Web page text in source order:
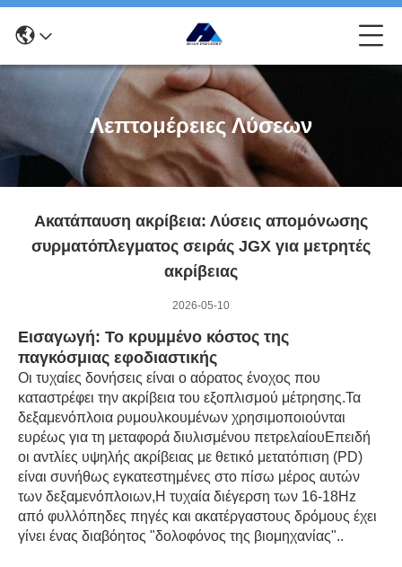
Λεπτομέρειες Λύσεων
Ακατάπαυση ακρίβεια: Λύσεις απομόνωσης
συρματόπλεγματος σειράς JGX για μετρητές
ακρίβειας
2026-05-10
Εισαγωγή: Το κρυμμένο κόστος της
παγκόσμιας εφοδιαστικής
Οι τυχαίες δονήσεις είναι ο αόρατος ένοχος που
καταστρέφει την ακρίβεια του εξοπλισμού μέτρησης.Τα
δεξαμενόπλοια ρυμουλκουμένων χρησιμοποιούνται
ευρέως για τη μεταφορά διυλισμένου πετρελαίουΕπειδή
οι αντλίες υψηλής ακρίβειας με θετικό μετατόπιση (PD)
είναι συνήθως εγκατεστημένες στο πίσω μέρος αυτών
των δεξαμενόπλοιων,Η τυχαία διέγερση των 16-18Hz
από φυλλόπηδες πηγές και ακατέργαστους δρόμους έχει
γίνει ένας διαβόητος "δολοφόνος της βιομηχανίας"..